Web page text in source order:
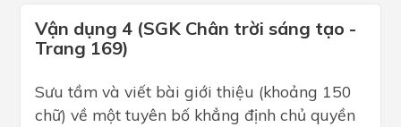
Vận dụng 4 (SGK Chân trời sáng tạo -
Trang 169)
Sưu tầm và viết bài giới thiệu (khoảng 150
chữ) về một tuyên bố khẳng định chủ quyền